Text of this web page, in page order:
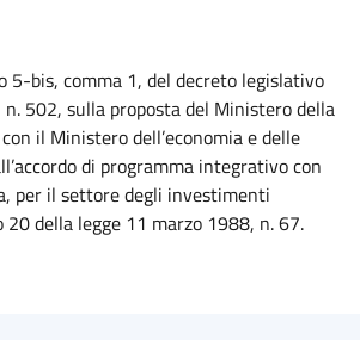
5-bis, comma 1, del decreto legislativo
502, sulla proposta del Ministero della
il Ministero dell’economia e delle
di programma integrativo con
per il settore degli investimenti
della legge 11 marzo 1988, n. 67.